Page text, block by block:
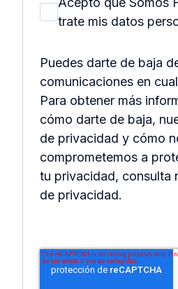
trate mis datos
Puedes darte de baja
comunicaciones en
Para obtener más
cómo darte de baja,
de privacidad y cómo
comprometemos a
tu privacidad, consulta
de privacidad.